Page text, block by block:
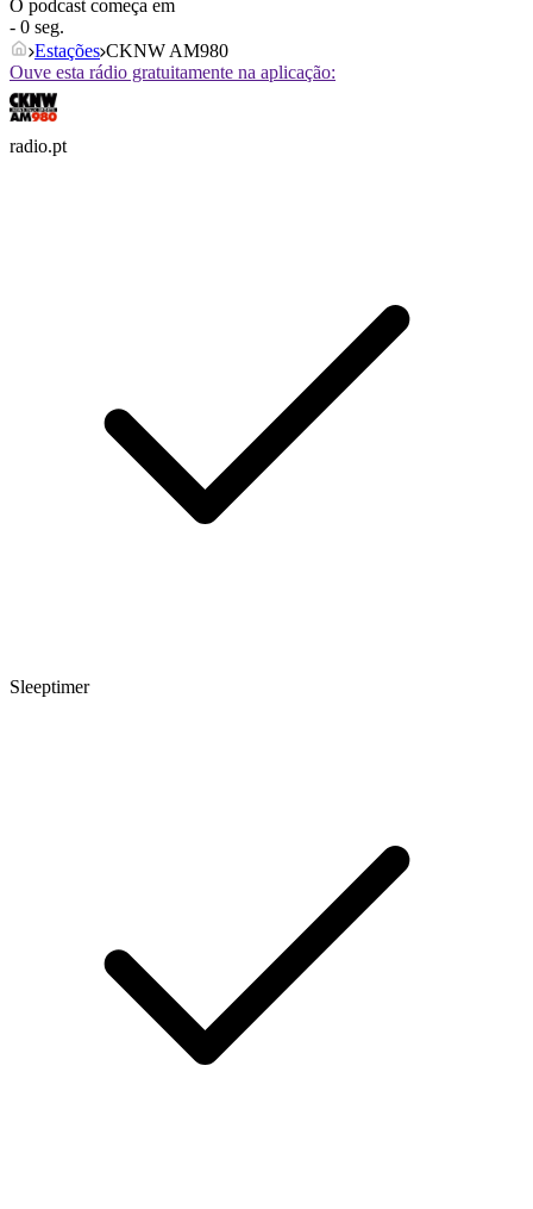
O podcast começa em
- 0 seg.
Estações CKNW AM980
Ouve esta rádio gratuitamente na aplicação:
radio.pt
Sleeptimer